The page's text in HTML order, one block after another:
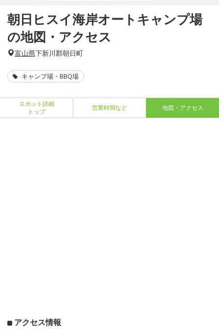
朝日ヒスイ海岸オートキャンプ場
の地図・アクセス
富山県下新川郡朝日町
キャンプ場・BBQ場
スポット詳細
トップ
営業時間など 地図・アクセス
アクセス情報